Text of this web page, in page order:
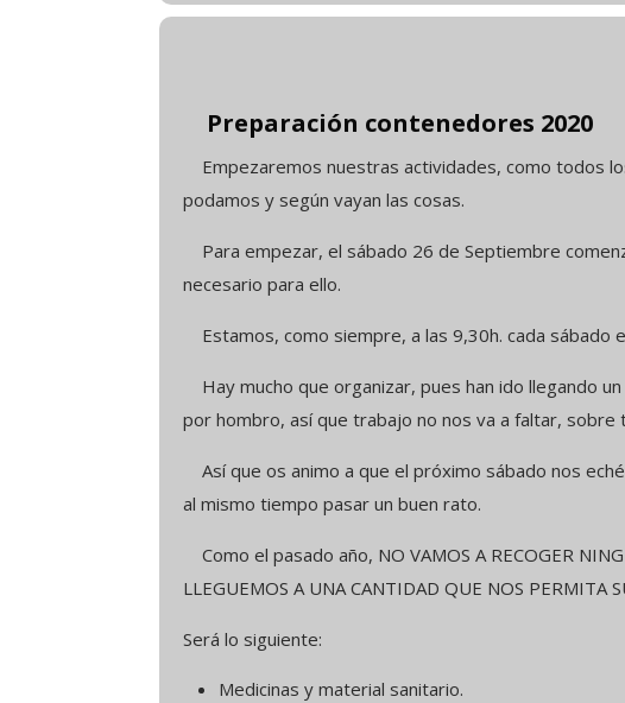
Preparación contenedores 2020
Empezaremos nuestras actividades, como todos
podamos y según vayan las cosas.
Para empezar, el sábado 26 de Septiembre
necesario para ello.
Estamos, como siempre, a las 9,30h. cada sábado
Hay mucho que organizar, pues han ido llegando
por hombro, así que trabajo no nos va a faltar, sobre
Así que os animo a que el próximo sábado nos
al mismo tiempo pasar un buen rato.
Como el pasado año, NO VAMOS A RECOGER
LLEGUEMOS A UNA CANTIDAD QUE NOS PERMITA
Será lo siguiente:
Medicinas y material sanitario.